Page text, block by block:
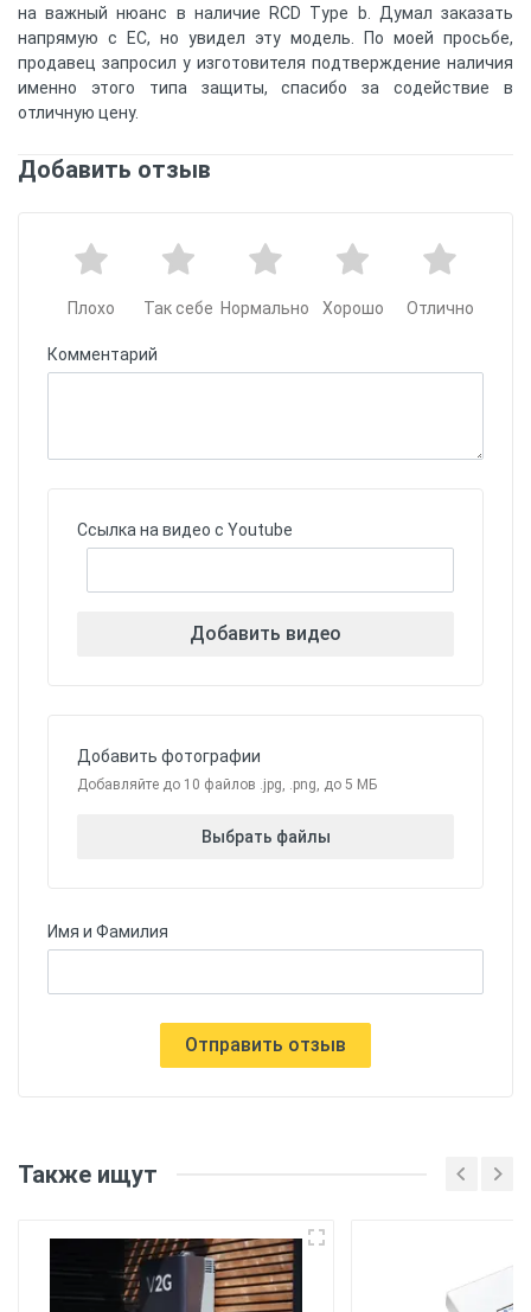
на важный нюанс в наличие RCD Type b. Думал заказать
напрямую с ЕС, но увидел эту модель. По моей просьбе,
продавец запросил у изготовителя подтверждение наличия
именно этого типа защиты, спасибо за содействие в
отличную цену.
Добавить отзыв
Плохо Так себе Нормально Хорошо Отлично
Комментарий
Ссылка на видео с Youtube
Добавить видео
Добавить фотографии
Добавляйте до 10 файлов .jpg, .png, до 5 МБ
Выбрать файлы
Имя и Фамилия
Отправить отзыв
Также ищут